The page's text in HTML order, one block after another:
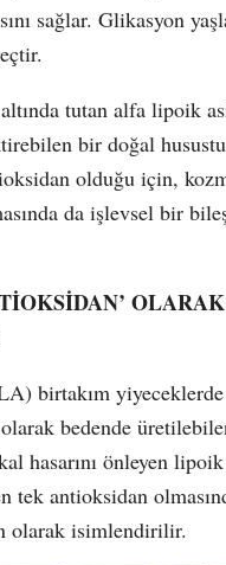
sağlar. Glikasyon
tutan alfa lipoik
bir doğal
olduğu için,
da işlevsel bir
OLARAK
birtakım
bedende
hasarını önleyen
tek antioksidan
olarak isimlendirilir.